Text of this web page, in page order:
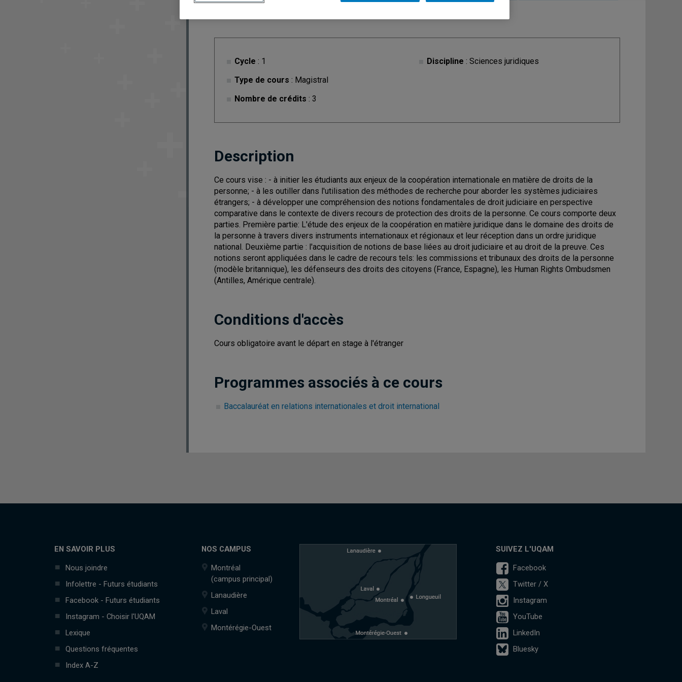
Cycle : 1
Type de cours : Magistral
Nombre de crédits : 3
Discipline : Sciences juridiques
Description
Ce cours vise : - à initier les étudiants aux enjeux de la coopération internationale en matière de droits de la
personne; - à les outiller dans l'utilisation des méthodes de recherche pour aborder les systèmes judiciaires
étrangers; - à développer une compréhension des notions fondamentales de droit judiciaire en perspective
comparative dans le contexte de divers recours de protection des droits de la personne. Ce cours comporte deux
parties. Première partie: L'étude des enjeux de la coopération en matière juridique dans le domaine des droits de
la personne à travers divers instruments internationaux et régionaux et leur réception dans un ordre juridique
national. Deuxième partie : l'acquisition de notions de base liées au droit judiciaire et au droit de la preuve. Ces
notions seront appliquées dans le cadre de recours tels: les commissions et tribunaux des droits de la personne
(modèle britannique), les défenseurs des droits des citoyens (France, Espagne), les Human Rights Ombudsmen
(Antilles, Amérique centrale).
Conditions d'accès
Cours obligatoire avant le départ en stage à l'étranger
Programmes associés à ce cours
Baccalauréat en relations internationales et droit international
EN SAVOIR PLUS
Nous joindre
Infolettre - Futurs étudiants
Facebook - Futurs étudiants
Instagram - Choisir l'UQAM
Lexique
Questions fréquentes
Index A-Z
NOS CAMPUS
Montréal
(campus principal)
Lanaudière
Laval
Montérégie-Ouest
SUIVEZ L'UQAM
Facebook
Twitter / X
Instagram
YouTube
LinkedIn
Bluesky